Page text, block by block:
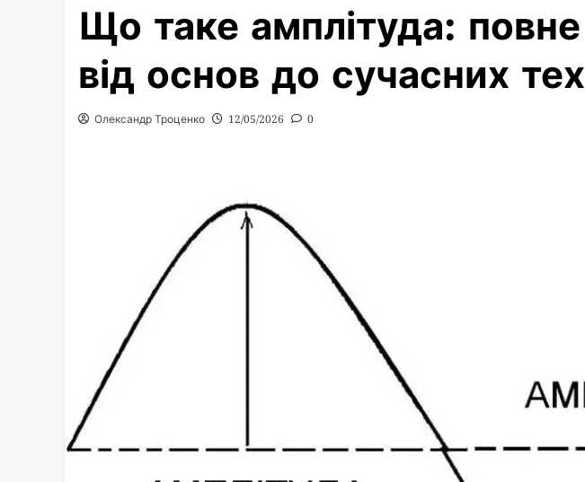
Що таке амплітуда:
від основ до сучасних
Олександр Троценко 12/05/2026 0